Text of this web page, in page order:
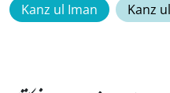
Kanz ul Iman Kanz